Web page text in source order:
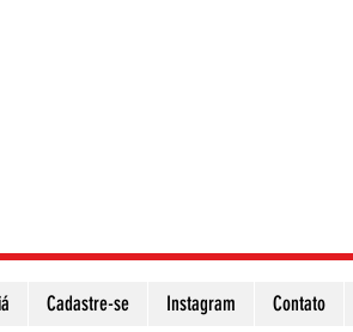
Cadastre-se Instagram Contato